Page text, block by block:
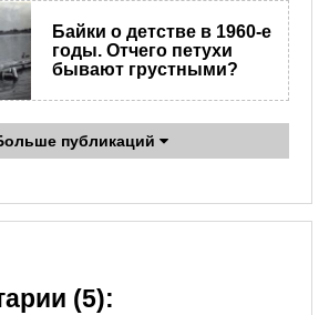
Байки о детстве в 1960-е
годы. Отчего петухи
бывают грустными?
публикаций
(5):